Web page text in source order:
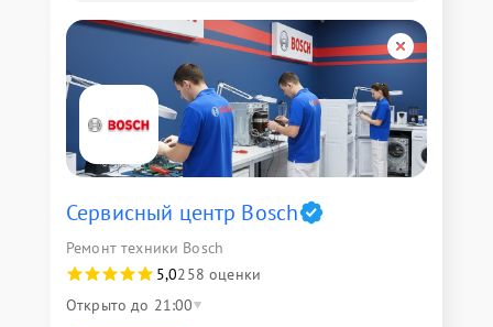
Сервисный центр Bosch
Ремонт техники Bosch
5,0258 оценки
Открыто до 21:00